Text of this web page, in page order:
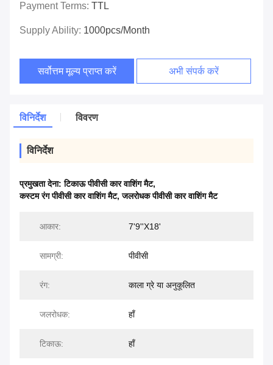
Payment Terms: TTL
Supply Ability: 1000pcs/month
सर्वोत्तम मूल्य प्राप्त करें अभी संपर्क करें
विनिर्देश विवरण
विनिर्देश
प्रमुखता देना:टिकाऊ पीवीसी कार वाशिंग मैट,
कस्टम रंग पीवीसी कार वाशिंग मैट,जलरोधक पीवीसी कार वाशिंग मैट
आकार: 7'9''X18'
सामग्री: पीवीसी
रंग: काला ग्रे या अनुकूलित
जलरोधक: हाँ
टिकाऊ: हाँ